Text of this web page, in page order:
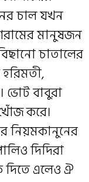
চাল যখন
মানুষজন
চাতালের
ভোট বাবুরা
করে।
নিয়মকানুনের
দিদিরা
দিতে এলেও ঐ